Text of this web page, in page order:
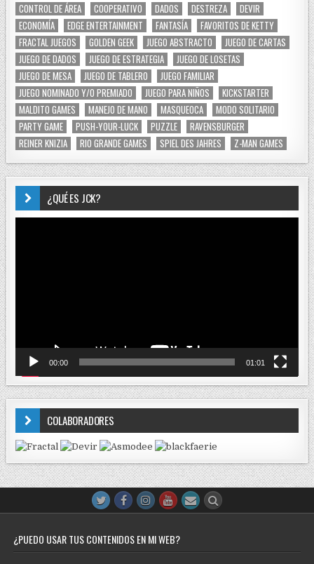
CONTROL DE ÁREA
COOPERATIVO DADOS DESTREZA
DEVIR
ECONOMÍA
EDGE ENTERTAINMENT FANTASÍA
FAVORITOS DE KETTY
FRACTAL JUEGOS
GOLDEN GEEK JUEGO ABSTRACTO
JUEGO DE CARTAS
JUEGO DE DADOS
JUEGO DE ESTRATEGIA
JUEGO DE LOSETAS
JUEGO DE MESA
JUEGO DE TABLERO
JUEGO FAMILIAR
JUEGO NOMINADO Y/O PREMIADO
JUEGO PARA NIÑOS
KICKSTARTER
MALDITO GAMES
MANEJO DE MANO MASQUEOCA
MODO SOLITARIO
PARTY GAME
PUSH-YOUR-LUCK PUZZLE
RAVENSBURGER
REINER KNIZIA
RIO GRANDE GAMES SPIEL DES JAHRES Z-MAN GAMES
¿QUÉ ES JCK?
00:00 01:01
COLABORADORES
¿PUEDO USAR TUS CONTENIDOS EN MI WEB?